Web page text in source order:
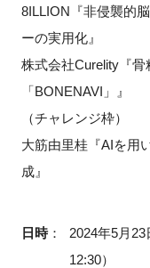
8ILLION『非侵襲的
ーの実用化』
株式会社Curelity『骨
「BONENAVI」』
（チャレンジ枠）
大筋由里桂『AIを用
成』
日時：
2024年5月23
12:30）